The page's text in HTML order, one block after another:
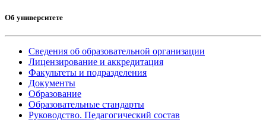
Об университете
Сведения об образовательной организации
Лицензирование и аккредитация
Факультеты и подразделения
Документы
Образование
Образовательные стандарты
Руководство. Педагогический состав